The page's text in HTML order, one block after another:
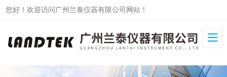
您好！欢迎访问广州兰泰仪器有限公司网站！